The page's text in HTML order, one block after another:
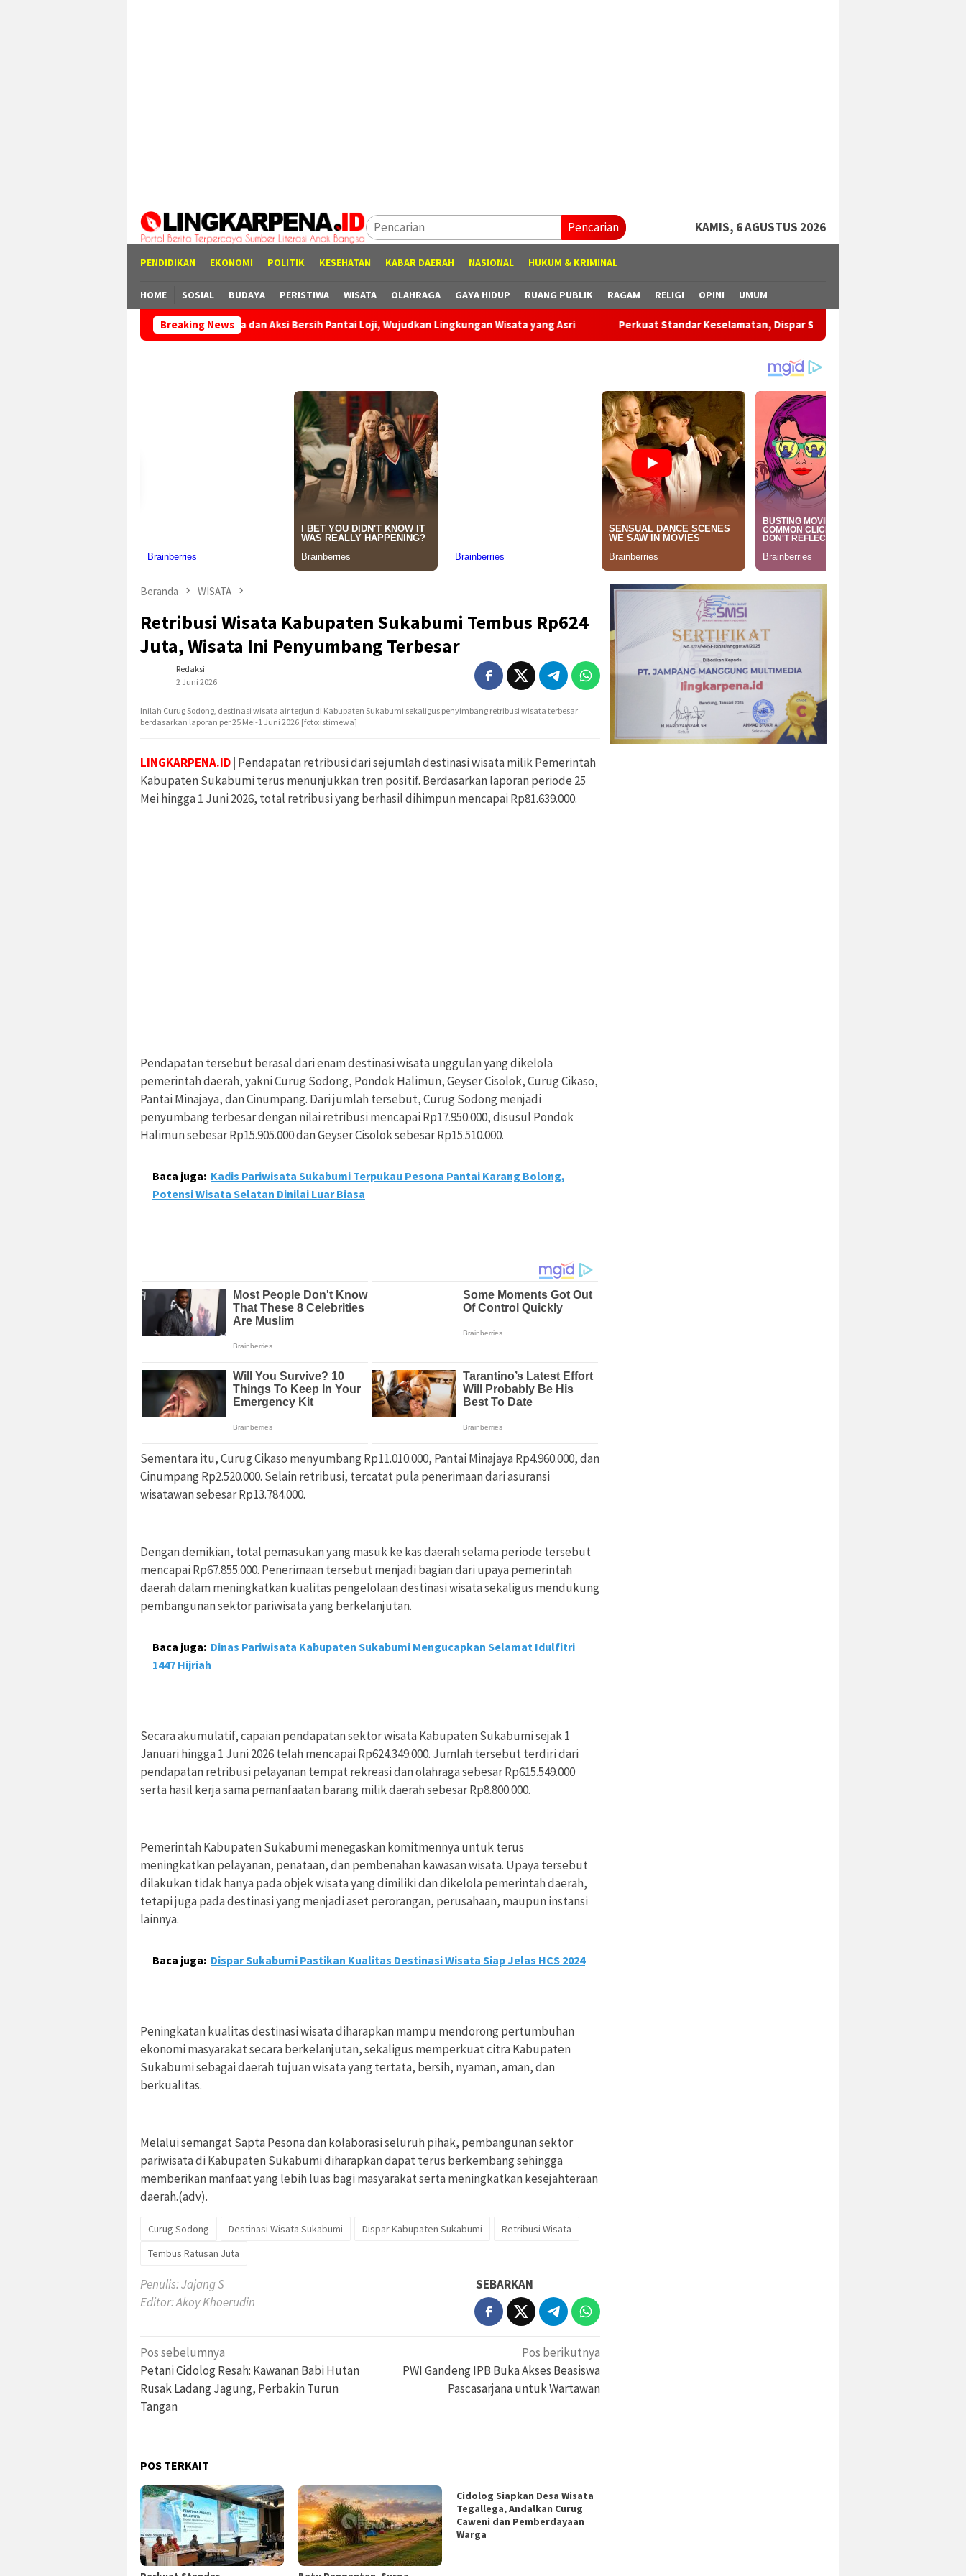
Pencarian KAMIS, 6 AGUSTUS 2026
PENDIDIKAN EKONOMI POLITIK KESEHATAN KABAR DAERAH NASIONAL HUKUM & KRIMINAL
HOME SOSIAL BUDAYA PERISTIWA WISATA OLAHRAGA GAYA HIDUP RUANG PUBLIK RAGAM RELIGI OPINI UMUM
Breaking News
Simpenan Padukan Olahraga dan Aksi Bersih Pantai Loji, Wujudkan Lingkungan Wisata yang Asri Perkuat Standar Keselamatan, Dispar Sukabumi Dorong SDM Pariwisata Semakin
Beranda WISATA
Retribusi Wisata Kabupaten Sukabumi Tembus Rp624
Juta, Wisata Ini Penyumbang Terbesar
Redaksi
2 Juni 2026
Inilah Curug Sodong, destinasi wisata air terjun di Kabupaten Sukabumi sekaligus penyimbang retribusi wisata terbesar
berdasarkan laporan per 25 Mei-1 Juni 2026.[foto:istimewa]
LINGKARPENA.ID Pendapatan retribusi dari sejumlah destinasi wisata milik Pemerintah
Kabupaten Sukabumi terus menunjukkan tren positif. Berdasarkan laporan periode 25
Mei hingga 1 Juni 2026, total retribusi yang berhasil dihimpun mencapai Rp81.639.000.
Pendapatan tersebut berasal dari enam destinasi wisata unggulan yang dikelola
pemerintah daerah, yakni Curug Sodong, Pondok Halimun, Geyser Cisolok, Curug Cikaso,
Pantai Minajaya, dan Cinumpang. Dari jumlah tersebut, Curug Sodong menjadi
penyumbang terbesar dengan nilai retribusi mencapai Rp17.950.000, disusul Pondok
Halimun sebesar Rp15.905.000 dan Geyser Cisolok sebesar Rp15.510.000.
Baca juga: Kadis Pariwisata Sukabumi Terpukau Pesona Pantai Karang Bolong,
Potensi Wisata Selatan Dinilai Luar Biasa
Sementara itu, Curug Cikaso menyumbang Rp11.010.000, Pantai Minajaya Rp4.960.000, dan
Cinumpang Rp2.520.000. Selain retribusi, tercatat pula penerimaan dari asuransi
wisatawan sebesar Rp13.784.000.
Dengan demikian, total pemasukan yang masuk ke kas daerah selama periode tersebut
mencapai Rp67.855.000. Penerimaan tersebut menjadi bagian dari upaya pemerintah
daerah dalam meningkatkan kualitas pengelolaan destinasi wisata sekaligus mendukung
pembangunan sektor pariwisata yang berkelanjutan.
Baca juga: Dinas Pariwisata Kabupaten Sukabumi Mengucapkan Selamat Idulfitri
1447 Hijriah
Secara akumulatif, capaian pendapatan sektor wisata Kabupaten Sukabumi sejak 1
Januari hingga 1 Juni 2026 telah mencapai Rp624.349.000. Jumlah tersebut terdiri dari
pendapatan retribusi pelayanan tempat rekreasi dan olahraga sebesar Rp615.549.000
serta hasil kerja sama pemanfaatan barang milik daerah sebesar Rp8.800.000.
Pemerintah Kabupaten Sukabumi menegaskan komitmennya untuk terus
meningkatkan pelayanan, penataan, dan pembenahan kawasan wisata. Upaya tersebut
dilakukan tidak hanya pada objek wisata yang dimiliki dan dikelola pemerintah daerah,
tetapi juga pada destinasi yang menjadi aset perorangan, perusahaan, maupun instansi
lainnya.
Baca juga: Dispar Sukabumi Pastikan Kualitas Destinasi Wisata Siap Jelas HCS 2024
Peningkatan kualitas destinasi wisata diharapkan mampu mendorong pertumbuhan
ekonomi masyarakat secara berkelanjutan, sekaligus memperkuat citra Kabupaten
Sukabumi sebagai daerah tujuan wisata yang tertata, bersih, nyaman, aman, dan
berkualitas.
Melalui semangat Sapta Pesona dan kolaborasi seluruh pihak, pembangunan sektor
pariwisata di Kabupaten Sukabumi diharapkan dapat terus berkembang sehingga
memberikan manfaat yang lebih luas bagi masyarakat serta meningkatkan kesejahteraan
daerah.(adv).
Curug Sodong Destinasi Wisata Sukabumi Dispar Kabupaten Sukabumi
Retribusi Wisata
Tembus Ratusan Juta
Penulis: Jajang S
Editor: Akoy Khoerudin
SEBARKAN
Navigasi
pos
Pos sebelumnya
Petani Cidolog Resah: Kawanan Babi Hutan
Rusak Ladang Jagung, Perbakin Turun
Tangan
Pos berikutnya
PWI Gandeng IPB Buka Akses Beasiswa
Pascasarjana untuk Wartawan
POS TERKAIT
Cidolog Siapkan Desa Wisata
Tegallega, Andalkan Curug
Caweni dan Pemberdayaan
Warga